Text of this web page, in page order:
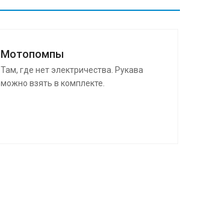
Мотопомпы
Там, где нет электричества. Рукава
можно взять в комплекте.